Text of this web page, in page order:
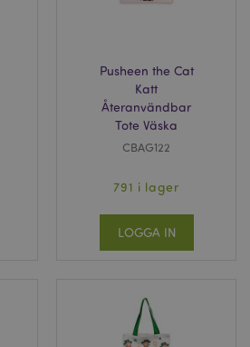
Pusheen the Cat
Katt
Återanvändbar
Tote Väska
CBAG122
791 i lager
LOGGA IN